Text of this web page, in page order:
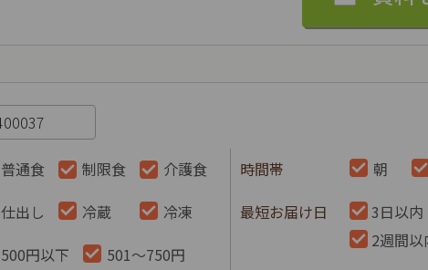
普通食 制限食
介護食
仕出し 冷蔵 冷凍
時間帯 朝
500円以下
501～750円
最短お届け日
3日以内
2週間以